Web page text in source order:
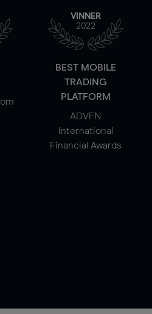
VINNER
2022
BEST MOBILE
TRADING
PLATFORM
ADVFN
International
Financial Awards